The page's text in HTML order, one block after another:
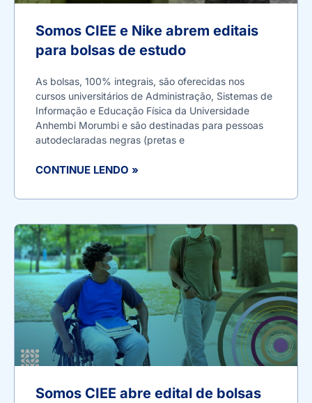
Somos CIEE e Nike abrem editais
para bolsas de estudo
As bolsas, 100% integrais, são oferecidas nos
cursos universitários de Administração, Sistemas de
Informação e Educação Física da Universidade
Anhembi Morumbi e são destinadas para pessoas
autodeclaradas negras (pretas e
CONTINUE LENDO »
Somos CIEE abre edital de bolsas